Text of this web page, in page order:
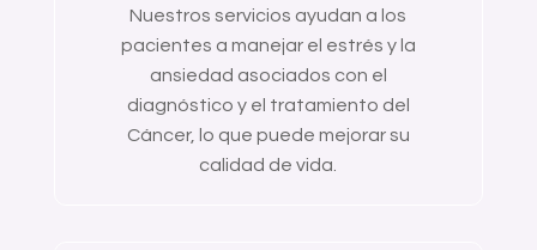
Nuestros servicios ayudan a los
pacientes a manejar el estrés y la
ansiedad asociados con el
diagnóstico y el tratamiento del
Cáncer, lo que puede mejorar su
calidad de vida.